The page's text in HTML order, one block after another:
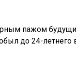
пажом
до 24-летнего